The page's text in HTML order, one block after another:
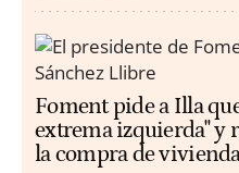
Foment pide a Illa
extrema izquierda" y
la compra de